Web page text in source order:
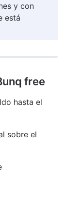
y con
está
free
hasta el
sobre el